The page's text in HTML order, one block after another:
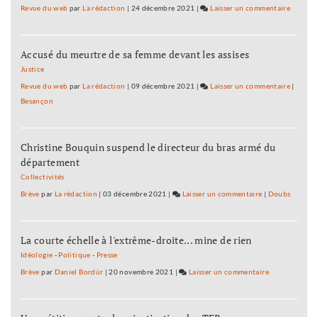
Revue du web parLa rédaction | 24 décembre 2021 | Laisser un commentaire
:
adopté,
Accusé du meurtre de sa femme devant les assises
Justice
Revue du web parLa rédaction | 09 décembre 2021 | Laisser un commentaire on
le
|
Besançon
Christine Bouquin suspend le directeur du bras armé du
département
Collectivités
Brève par La rédaction |03 décembre 2021 | Laisser un commentaire on
:
oppositions
| Doubs
La courte échelle à l'extrême-droite... mine de rien
Idéologie - Politique - Presse
Brève par Daniel Bordür |20 novembre 2021 | Laisser un commentaireon
: